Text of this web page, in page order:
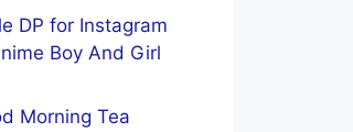
DP for Instagram
Boy And Girl
Morning Tea